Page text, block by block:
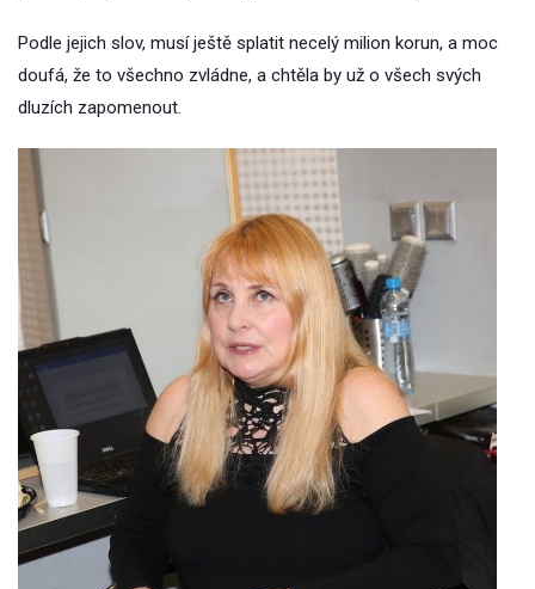
Podle jejich slov, musí ještě splatit necelý milion korun, a moc
doufá, že to všechno zvládne, a chtěla by už o všech svých
dluzích zapomenout.